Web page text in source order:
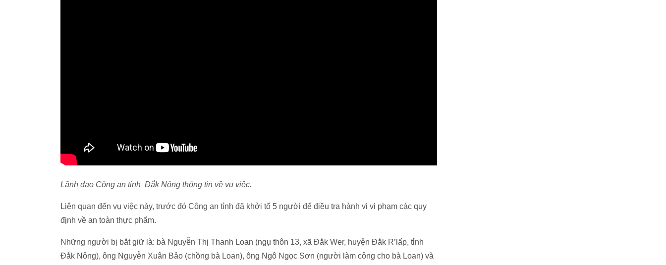
Lãnh đạo Công an tỉnh Đắk Nông thông tin về vụ việc.
Liên quan đến vụ việc này, trước đó Công an tỉnh đã khởi tố 5 người để điều tra hành vi vi phạm các quy
định về an toàn thực phẩm.
Những người bị bắt giữ là: bà Nguyễn Thị Thanh Loan (ngụ thôn 13, xã Đắk Wer, huyện Đắk R’lấp, tỉnh
Đắk Nông), ông Nguyễn Xuân Bảo (chồng bà Loan), ông Ngô Ngọc Sơn (người làm công cho bà Loan) và